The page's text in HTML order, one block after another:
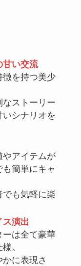
甘い交流
徴を持つ美少
ストーリー
シナリオを
やアイテムが
簡単にキャ
も気軽に楽
ス演出
ーは全て豪華
。
に表現さ